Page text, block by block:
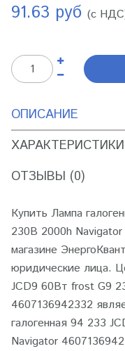
91.63 руб (с
ОПИСАНИЕ
ХАРАКТЕРИСТИКИ
ОТЗЫВЫ (0)
Купить Лампа
230В 2000h
магазине
юридические лица.
JCD9 60Вт frost G9
4607136942332
галогенная 94 233
Navigator